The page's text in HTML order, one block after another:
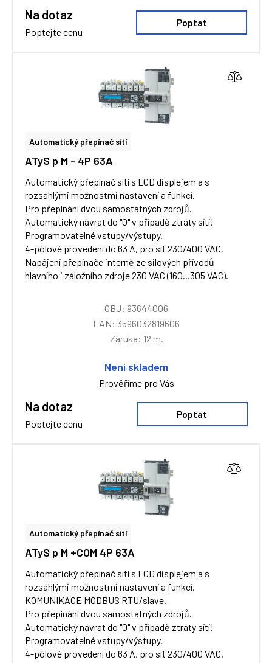
Na dotaz
Poptejte cenu
Poptat
Automatický přepínač sítí
ATyS p M - 4P 63A
Automatický přepínač sítí s LCD displejem a s
rozsáhlými možnostmi nastavení a funkcí.
Pro přepínání dvou samostatných zdrojů.
Automatický návrat do "0" v případě ztráty sítí!
Programovatelné vstupy/výstupy.
4-pólové provedení do 63 A, pro síť 230/400 VAC.
Napájení přepínače interně ze silových přívodů
hlavního i záložního zdroje 230 VAC (160...305 VAC).
OBJ: 93644006
EAN: 3596032819606
Záruka: 12 m.
Není skladem
Prověříme pro Vás
Na dotaz
Poptejte cenu
Poptat
Automatický přepínač sítí
ATyS p M +COM 4P 63A
Automatický přepínač sítí s LCD displejem a s
rozsáhlými možnostmi nastavení a funkcí.
KOMUNIKACE MODBUS RTU/slave.
Pro přepínání dvou samostatných zdrojů.
Automatický návrat do "0" v případě ztráty sítí!
Programovatelné vstupy/výstupy.
4-pólové provedení do 63 A, pro síť 230/400 VAC.